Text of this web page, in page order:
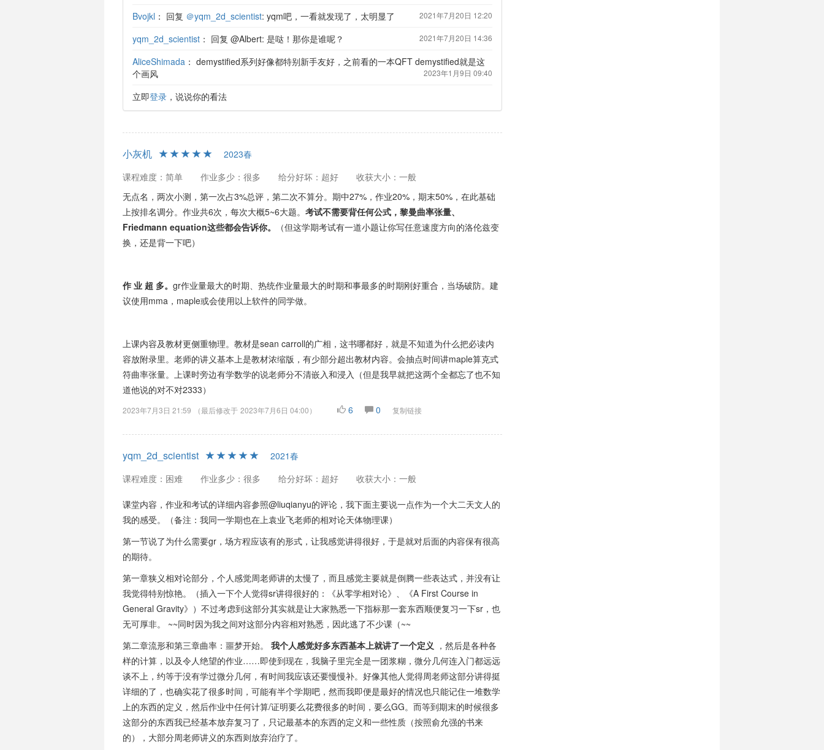
Bvojkl ： 回复 ＠yqm_2d_scientist: yqm吧，一看就发现了，太明显了 2021年7月20日 12:20
yqm_2d_scientist： 回复 @Albert: 是哒！那你是谁呢？ 2021年7月20日 14:36
AliceShimada： demystified系列好像都特别新手友好，之前看的一本QFT demystified就是这
个画风
2023年1月9日 09:40
立即登录，说说你的看法
小灰机
2023春
课程难度：简单
作业多少：很多 给分好坏：超好
收获大小：一般
无点名，两次小测，第一次占3%总评，第二次不算分。期中27%，作业20%，期末50%，在此基础
上按排名调分。作业共6次，每次大概5~6大题。 考试不需要背任何公式，黎曼曲率张量、
Friedmann equation这些都会告诉你。
（但这学期考试有一道小题让你写任意速度方向的洛伦兹变
换，还是背一下吧）
作 业 超 多。 gr作业量最大的时期、热统作业量最大的时期和事最多的时期刚好重合，当场破防。建
议使用mma，maple或会使用以上软件的同学做。
上课内容及教材更侧重物理。教材是sean carroll的广相，这书哪都好，就是不知道为什么把必读内
容放附录里。老师的讲义基本上是教材浓缩版，有少部分超出教材内容。会抽点时间讲maple算克式
符曲率张量。上课时旁边有学数学的说老师分不清嵌入和浸入（但是我早就把这两个全都忘了也不知
道他说的对不对2333）
2023年7月3日 21:59 （最后修改于 2023年7月6日 04:00） 6 0 复制链接
yqm_2d_scientist
2021春
课程难度：困难
作业多少：很多 给分好坏：超好 收获大小：一般
课堂内容，作业和考试的详细内容参照@liuqianyu的评论，我下面主要说一点作为一个大二天文人的
我的感受。（备注：我同一学期也在上袁业飞老师的相对论天体物理课）
第一节说了为什么需要gr，场方程应该有的形式，让我感觉讲得很好，于是就对后面的内容保有很高
的期待。
第一章狭义相对论部分，个人感觉周老师讲的太慢了，而且感觉主要就是倒腾一些表达式，并没有让
我觉得特别惊艳。（插入一下个人觉得sr讲得很好的：《从零学相对论》、《A First Course in
General Gravity》）不过考虑到这部分其实就是让大家熟悉一下指标那一套东西顺便复习一下sr，也
无可厚非。 ~~同时因为我之间对这部分内容相对熟悉，因此逃了不少课（~~
第二章流形和第三章曲率：噩梦开始。 我个人感觉好多东西基本上就讲了一个定义 ，然后是各种各
样的计算，以及令人绝望的作业……即使到现在，我脑子里完全是一团浆糊，微分几何连入门都远远
谈不上，约等于没有学过微分几何，有时间我应该还要慢慢补。好像其他人觉得周老师这部分讲得挺
详细的了，也确实花了很多时间，可能有半个学期吧，然而我即便是最好的情况也只能记住一堆数学
上的东西的定义，然后作业中任何计算/证明要么花费很多的时间，要么GG。而等到期末的时候很多
这部分的东西我已经基本放弃复习了，只记最基本的东西的定义和一些性质（按照俞允强的书来
的），大部分周老师讲义的东西则放弃治疗了。